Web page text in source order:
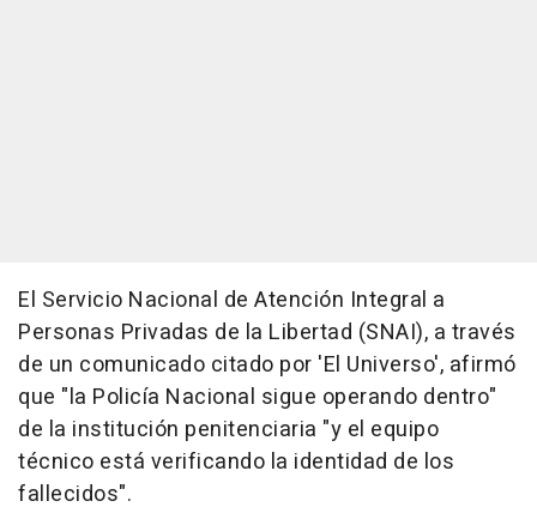
El Servicio Nacional de Atención Integral a
Personas Privadas de la Libertad (SNAI), a través
de un comunicado citado por 'El Universo', afirmó
que "la Policía Nacional sigue operando dentro"
de la institución penitenciaria "y el equipo
técnico está verificando la identidad de los
fallecidos".